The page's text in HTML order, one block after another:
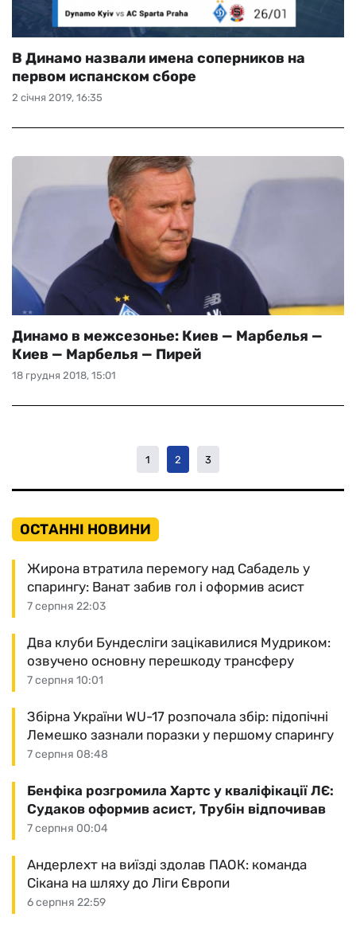
2 січня 2019, 16:35
В Динамо назвали имена соперников на
первом испанском сборе
18 грудня 2018, 15:01
Динамо в межсезонье: Киев — Марбелья —
Киев — Марбелья — Пирей
1 2 3
ОСТАННІ НОВИНИ
7 серпня 22:03
Жирона втратила перемогу над Сабадель у
спарингу: Ванат забив гол і оформив асист
7 серпня 10:01
Два клуби Бундесліги зацікавилися Мудриком:
озвучено основну перешкоду трансферу
7 серпня 08:48
Збірна України WU-17 розпочала збір: підопічні
Лемешко зазнали поразки у першому спарингу
7 серпня 00:04
Бенфіка розгромила Хартс у кваліфікації ЛЄ:
Судаков оформив асист, Трубін відпочивав
6 серпня 22:59
Андерлехт на виїзді здолав ПАОК: команда
Сікана на шляху до Ліги Європи